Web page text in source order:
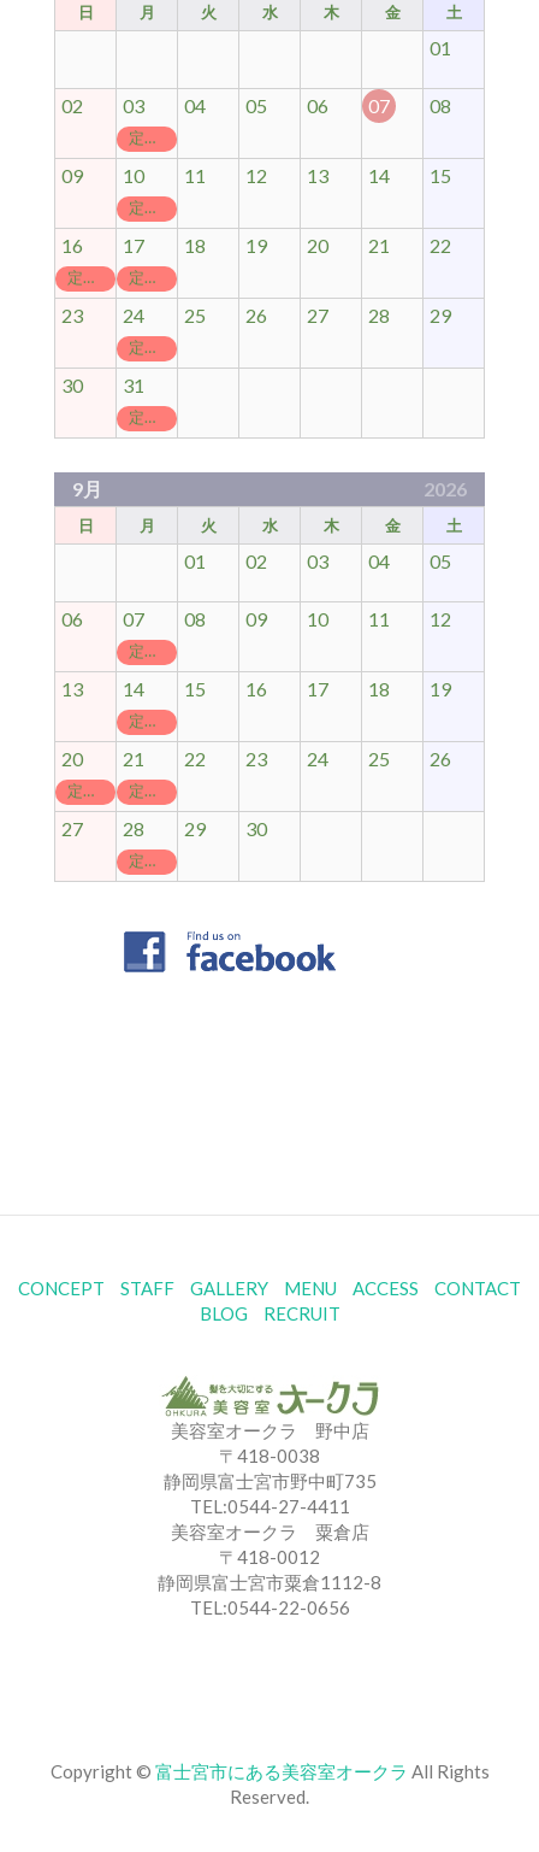
日 月 火 水 木 金 土
01
02 03
定休日
04 05 06 07 08
09 10
定休日
11 12 13 14 15
16
定休日
17
定休日
18 19 20 21 22
23 24
定休日
25 26 27 28 29
30 31
定休日
9月 2026
日 月 火 水 木 金 土
01 02 03 04 05
06 07
定休日
08 09 10 11 12
13 14
定休日
15 16 17 18 19
20
定休日
21
定休日
22 23 24 25 26
27 28
定休日
29 30
CONCEPT STAFF GALLERY MENU ACCESS
CONTACT
BLOG
RECRUIT
美容室オークラ 野中店
〒418-0038
静岡県富士宮市野中町735
TEL:0544-27-4411
美容室オークラ 粟倉店
〒418-0012
静岡県富士宮市粟倉1112-8
TEL:0544-22-0656
Copyright © 富士宮市にある美容室オークラ All Rights
Reserved.